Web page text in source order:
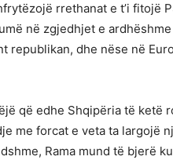
rrethanat e t’i fitojë
në zgjedhjet e
republikan, dhe nëse në
që edhe Shqipëria të ketë
me forcat e veta ta largojë
Rama mund të bjerë